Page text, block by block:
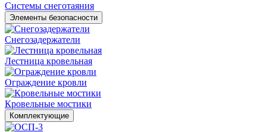
Системы снеготаяния
Элементы безопасности
Снегозадержатели
Лестница кровельная
Ограждение кровли
Кровельные мостики
Комплектующие